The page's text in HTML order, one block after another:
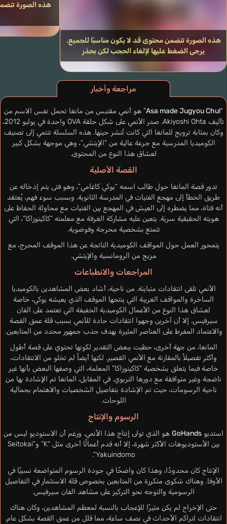
مراجعة وأخبار
“
Asa made Jugyou Chu!” هو أنمي مقتبس من مانغا تحمل نفس الاسم من
تأليف Akiyoshi Ohta. صدر الأنمي على شكل حلقة OVA واحدة في يوليو 2012،
وكان بمثابة ترويج للمانغا التي كانت تُنشر حينها. هذه السلسلة تنتمي إلى تصنيف
الكوميديا المدرسية مع جرعة عالية من “الإيتشي”، وهي موجهة بشكل كبير
لعشاق هذا النوع من المحتوى.
القصة الأصلية
تدور قصة المانغا حول طالب اسمه “يوكي كاغامي”، وهو فتى يتم إدخاله عن
طريق الخطأ إلى مهجع الفتيات في المدرسة الثانوية. وبسبب سوء فهم، يُعتقد
أنه فتاة، مما يضطره إلى العيش في المهجع بين الفتيات مع محاولة الحفاظ على
هويته الحقيقية سرية. يتعين عليه مشاركة الغرفة مع معلمته “كاكينوزاكا”، التي
تتمتع بشخصية محرجة وفوضوية.
يتمحور العمل حول المواقف الكوميدية الناتجة عن هذا الموقف المحرج، مع
مزيج من الرومانسية والإيتشي.
المراجعات والانطباعات
الأنمي تلقى انتقادات متباينة. من ناحية، أشاد بعض المشاهدين بالكوميديا
الساخرة والمواقف الغريبة التي ينتجها الموقف الذي يعيشه يوكي، خاصة
لعشاق هذا النوع من الأعمال الكوميدية الخفيفة التي تعتمد على الفان
سيرفيس. إلا أن آخرين وجهوا انتقادات حادة للأنمي بسبب قلة عمق القصة
والاعتماد المفرط على العناصر المثيرة بهدف جذب جمهور محدد من المتابعين.
المانغا، من جهة أخرى، حظيت ببعض التقدير لكونها تحتوي على قصة أطول
وأكثر تفصيلاً بالمقارنة مع الأنمي القصير. لكنها أيضاً لم تخلو من الانتقادات،
خاصة فيما يتعلق بشخصية “كاكينوزاكا” المعلمة، التي وصفها البعض بأنها غير
ناضجة وغير متوافقة مع دورها التربوي. في المقابل، المانغا تم الإشادة بها من
ناحية الرسومات، حيث تم الإشادة بتفاصيل الشخصيات والاهتمام بجمالية
اللوحات.
الرسوم والإنتاج
استديو GoHands هو الذي تولى إنتاج هذا الأنمي. ورغم أن الاستوديو ليس من
بين الأستوديوهات الأكثر شهرة، إلا أنه قدم أعمالًا أخرى مثل “K” و”Seitokai
Yakuindomo”.
الإنتاج كان محدودًا، وهذا كان واضحًا في جودة الرسوم المتواضعة نسبيًا في
الأوفا. وهناك شكوى متكررة من المتابعين بخصوص قلة الاستثمار في التفاصيل
الرسومية والتوجه نحو التركيز على مشاهد الفان سيرفيس.
حتى الإخراج لم يكن مثيرًا للإعجاب بالنسبة لمعظم المشاهدين، وكان هناك
انتقادات لتراكم الأحداث في نصف ساعة، مما قلل من عمق القصة بشكل عام.
هذه الصورة تتضمن محتوى قد لا يكون مناسبًا للجميع.
يرجى الضغط عليها لإلغاء الحجب لكن بحذر
هذه الصورة